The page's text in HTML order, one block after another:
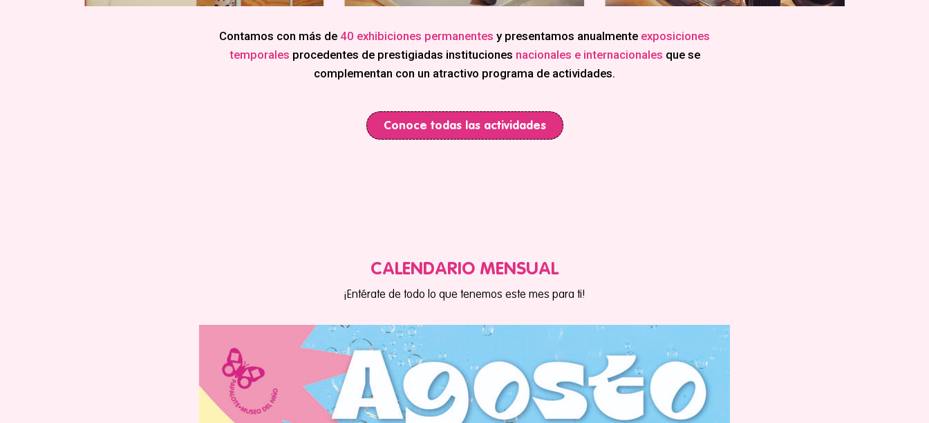
Contamos con más de 40 exhibiciones permanentes y presentamos anualmente exposiciones
temporales procedentes de prestigiadas instituciones nacionales e internacionales que se
complementan con un atractivo programa de actividades.
Conoce todas las actividades
CALENDARIO MENSUAL
¡Entérate de todo lo que tenemos este mes para ti!